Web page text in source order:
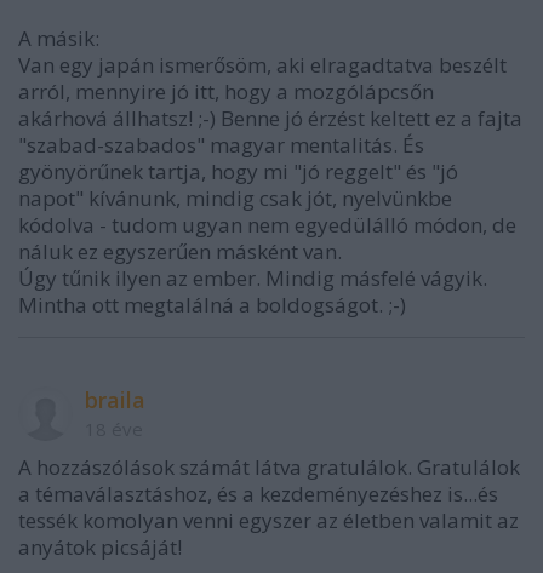
A másik:
Van egy japán ismerősöm, aki elragadtatva beszélt
arról, mennyire jó itt, hogy a mozgólápcsőn
akárhová állhatsz! ;-) Benne jó érzést keltett ez a fajta
"szabad-szabados" magyar mentalitás. És
gyönyörűnek tartja, hogy mi "jó reggelt" és "jó
napot" kívánunk, mindig csak jót, nyelvünkbe
kódolva - tudom ugyan nem egyedülálló módon, de
náluk ez egyszerűen másként van.
Úgy tűnik ilyen az ember. Mindig másfelé vágyik.
Mintha ott megtalálná a boldogságot. ;-)
braila
A hozzászólások számát látva gratulálok. Gratulálok
a témaválasztáshoz, és a kezdeményezéshez is...és
tessék komolyan venni egyszer az életben valamit az
anyátok picsáját!